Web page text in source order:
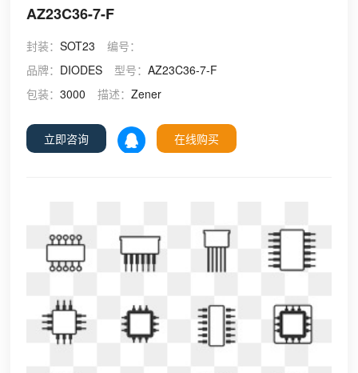
AZ23C36-7-F
封装：SOT23
编号：
品牌： DIODES 型号：AZ23C36-7-F
包装：3000 描述：Zener
立即咨询 在线购买